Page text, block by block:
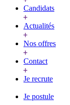
Candidats
Actualités
Nos offres
Contact
Je recrute
Je postule